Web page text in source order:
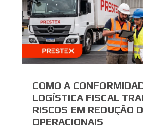
COMO A
LOGÍSTICA FISCAL
RISCOS EM REDUÇÃO
OPERACIONAIS